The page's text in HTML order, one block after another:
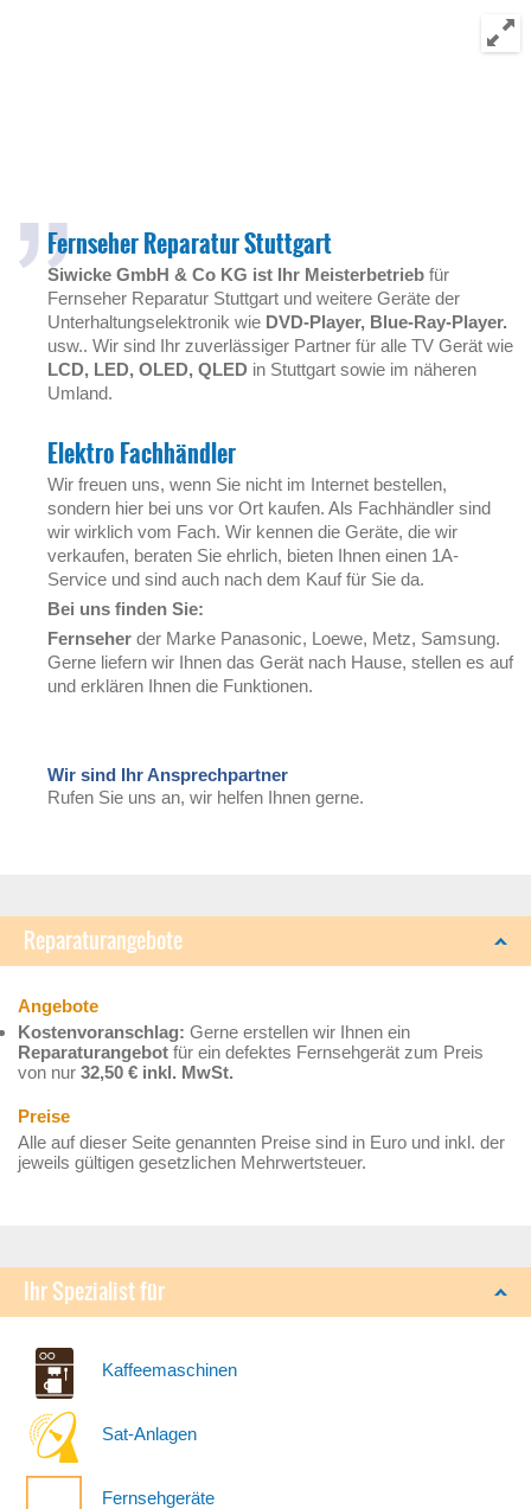
Fernseher Reparatur Stuttgart
Siwicke GmbH & Co KG ist Ihr Meisterbetrieb für
Fernseher Reparatur Stuttgart und weitere Geräte der
Unterhaltungselektronik wie DVD-Player, Blue-Ray-Player.
usw.. Wir sind Ihr zuverlässiger Partner für alle TV Gerät wie
LCD, LED, OLED, QLED in Stuttgart sowie im näheren
Umland.
Elektro Fachhändler
Wir freuen uns, wenn Sie nicht im Internet bestellen,
sondern hier bei uns vor Ort kaufen. Als Fachhändler sind
wir wirklich vom Fach. Wir kennen die Geräte, die wir
verkaufen, beraten Sie ehrlich, bieten Ihnen einen 1A-
Service und sind auch nach dem Kauf für Sie da.
Bei uns finden Sie:
Fernseher der Marke Panasonic, Loewe, Metz, Samsung.
Gerne liefern wir Ihnen das Gerät nach Hause, stellen es auf
und erklären Ihnen die Funktionen.
Wir sind Ihr Ansprechpartner
Rufen Sie uns an, wir helfen Ihnen gerne.
Reparaturangebote
Angebote
Kostenvoranschlag: Gerne erstellen wir Ihnen ein
Reparaturangebot für ein defektes Fernsehgerät zum Preis
von nur 32,50 € inkl. MwSt.
Preise
Alle auf dieser Seite genannten Preise sind in Euro und inkl. der
jeweils gültigen gesetzlichen Mehrwertsteuer.
Ihr Spezialist für
Kaffeemaschinen
Sat-Anlagen
Fernsehgeräte